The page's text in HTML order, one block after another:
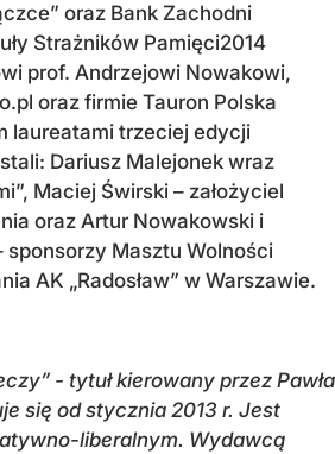
oraz Bank Zachodni
Strażników Pamięci2014
prof. Andrzejowi Nowakowi,
oraz firmie Tauron Polska
laureatami trzeciej edycji
Dariusz Malejonek wraz
Maciej Świrski – założyciel
oraz Artur Nowakowski i
sponsorzy Masztu Wolności
AK „Radosław” w Warszawie.
- tytuł kierowany przez Pawła
się od stycznia 2013 r. Jest
liberalnym. Wydawcą